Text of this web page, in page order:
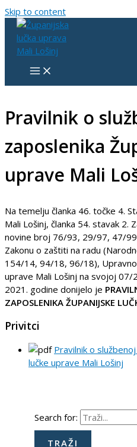
Skip to content
Pravilnik o
zaposlenika
uprave Mali
Na temelju članka 46. točke 4.
Mali Lošinj, članka 54. stavak 2.
novine broj 76/93, 29/97, 47/
Zakonu o zaštiti na radu
154/14, 94/18, 96/18),
uprave Mali Lošinj na svojoj
2021. godine donijelo je
ZAPOSLENIKA ŽUPANIJSKE
Privitci
Pravilnik o
lučke uprave Mali Lošinj
Search for: